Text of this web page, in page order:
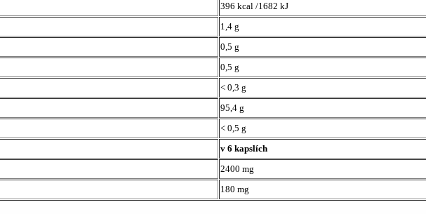
396 kcal /1682 kJ
1,4 g
0,5 g
0,5 g
< 0,3 g
95,4 g
< 0,5 g
v 6 kapslích
2400 mg
180 mg